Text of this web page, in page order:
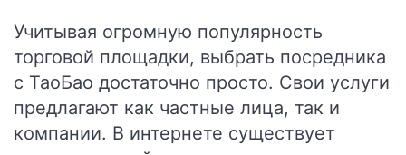
Учитывая огромную популярность
торговой площадки, выбрать посредника
с ТаоБао достаточно просто. Свои услуги
предлагают как частные лица, так и
компании. В интернете существует